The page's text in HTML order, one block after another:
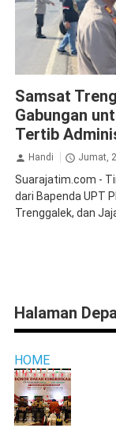
Samsat
Gabungan
Tertib
Handi Jumat,
Suarajatim.com -
dari Bapenda UPT
Trenggalek, dan
Halaman
HOME